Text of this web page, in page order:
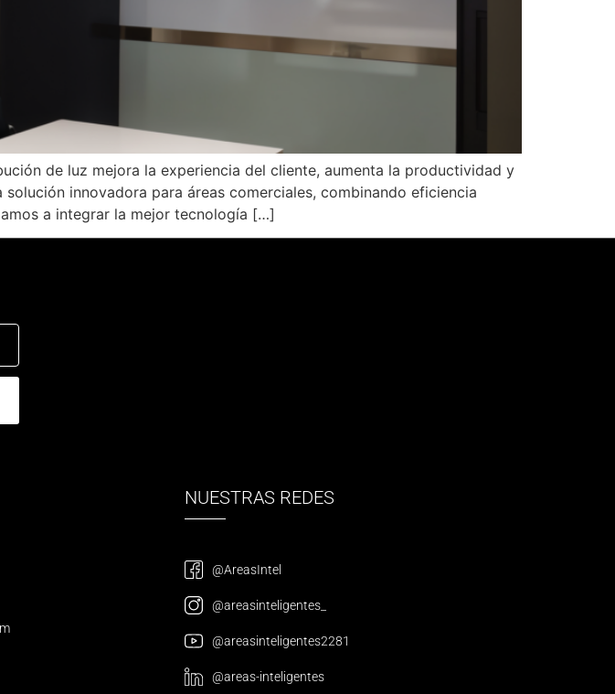
de luz mejora la experiencia del cliente, aumenta la productividad y
innovadora para áreas comerciales, combinando eficiencia
a integrar la mejor tecnología […]
NUESTRAS REDES
@AreasIntel
@areasinteligentes_
@areasinteligentes2281
@areas-inteligentes